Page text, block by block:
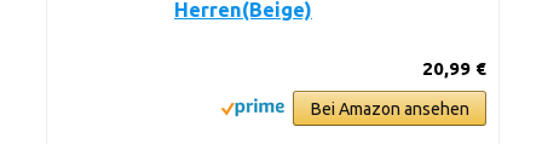
Herren(Beige)
20,99 €
Bei Amazon ansehen